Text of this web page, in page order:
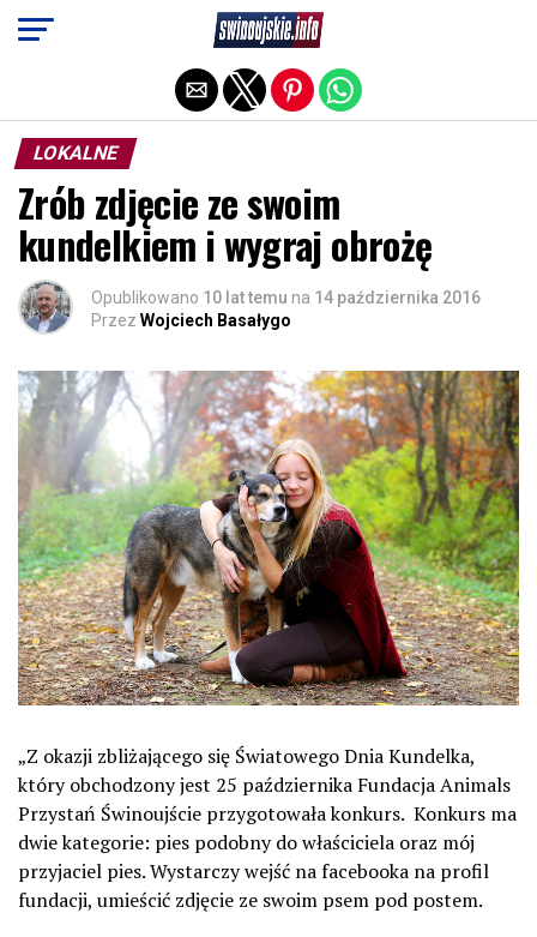
LOKALNE
Zrób zdjęcie ze swoim
kundelkiem i wygraj obrożę
Opublikowano 10 lat temu na 14 października 2016
Przez Wojciech Basałygo
„Z okazji zbliżającego się Światowego Dnia Kundelka,
który obchodzony jest 25 października Fundacja Animals
Przystań Świnoujście przygotowała konkurs. Konkurs ma
dwie kategorie: pies podobny do właściciela oraz mój
przyjaciel pies. Wystarczy wejść na facebooka na profil
fundacji, umieścić zdjęcie ze swoim psem pod postem.
Exit mobile version